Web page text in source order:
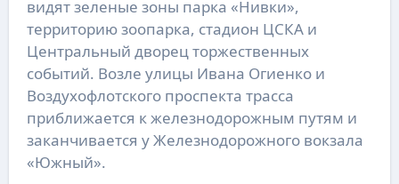
видят зеленые зоны парка «Нивки»,
территорию зоопарка, стадион ЦСКА и
Центральный дворец торжественных
событий. Возле улицы Ивана Огиенко и
Воздухофлотского проспекта трасса
приближается к железнодорожным путям и
заканчивается у Железнодорожного вокзала
«Южный».